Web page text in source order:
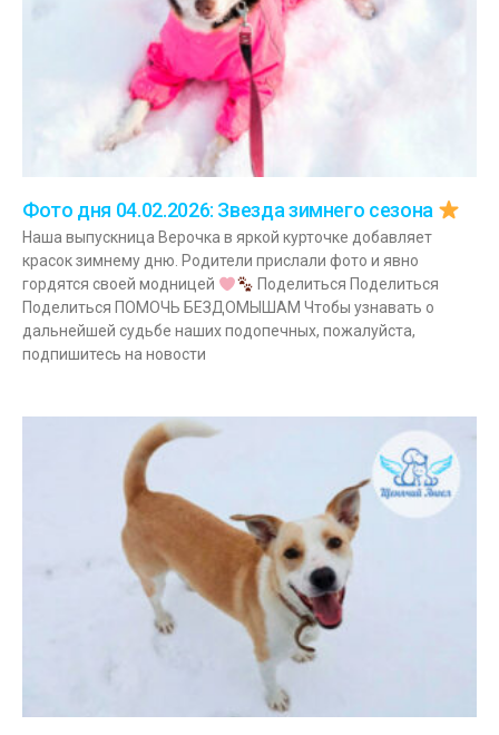
Фото дня 04.02.2026: Звезда зимнего сезона
Наша выпускница Верочка в яркой курточке добавляет
красок зимнему дню. Родители прислали фото и явно
гордятся своей модницей
Поделиться Поделиться
Поделиться ПОМОЧЬ БЕЗДОМЫШАМ Чтобы узнавать о
дальнейшей судьбе наших подопечных, пожалуйста,
подпишитесь на новости